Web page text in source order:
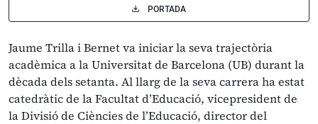
PORTADA
Jaume Trilla i Bernet va iniciar la seva trajectòria
acadèmica a la Universitat de Barcelona (UB) durant la
dècada dels setanta. Al llarg de la seva carrera ha estat
catedràtic de la Facultat d’Educació, vicepresident de
la Divisió de Ciències de l’Educació, director del